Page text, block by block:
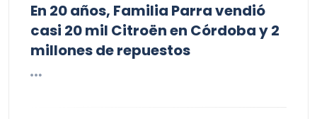
En 20 años, Familia Parra vendió
casi 20 mil Citroën en Córdoba y 2
millones de repuestos